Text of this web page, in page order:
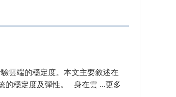
雲端的穩定度。本文主要敘述在
的穩定度及彈性。 身在雲 ...更多